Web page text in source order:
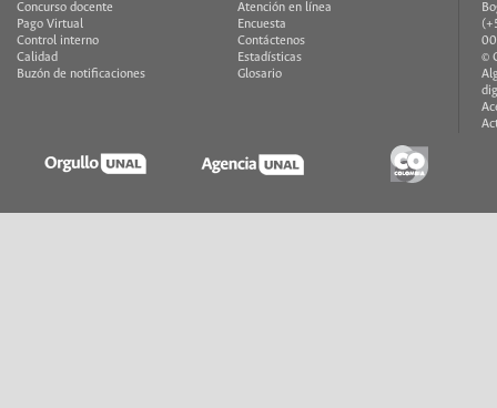
Concurso docente
Pago Virtual
Control interno
Calidad
Buzón de notificaciones
Atención en línea
Encuesta
Contáctenos
Estadísticas
Glosario
©